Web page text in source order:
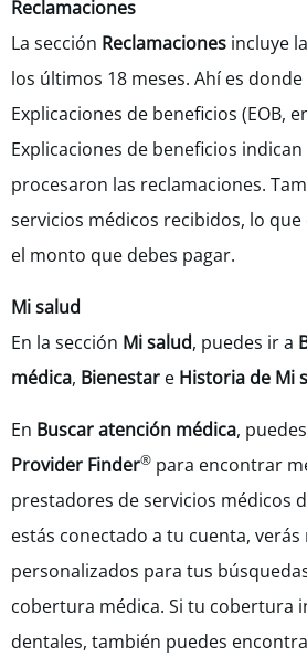
Reclamaciones
La sección Reclamaciones incluye
los últimos 18 meses. Ahí es
Explicaciones de beneficios (EOB,
Explicaciones de beneficios
procesaron las reclamaciones.
servicios médicos recibidos, lo
el monto que debes pagar.
Mi salud
En la sección Mi salud, puedes ir a
médica, Bienestar e Historia de Mi
En Buscar atención médica,
Provider Finder® para encontrar
prestadores de servicios médicos
estás conectado a tu cuenta,
personalizados para tus
cobertura médica. Si tu cobertura
dentales, también puedes